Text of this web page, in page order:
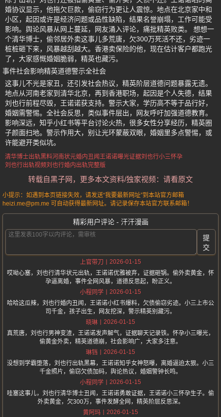
婚协议显示，他拖欠巨款，偷窃行为更让人震惊。地点在北京家中和
小区，起因或许是经济问题或品性缺陷，结果名誉崩塌，工作可能受
影响。舆论风暴从网上蔓延，网友涌入评论，痛批精英败类。 想想一
个清华博士，偷邻居外卖这事儿多荒唐，欠300万死活不还，劣迹一
桩桩砸下来，风暴越刮越大。香港卖保险的他，现在估计客户都跑光
了，大家感慨婚姻脆弱，精英也藏污。
事件社会影响精英道德警示全社会
这事儿不光是家丑，还引发社会热议，精英阶层道德问题暴露无遗。
地点从河南老家到清华北京，再到香港职场，起因是个人失德，结果
刘也行前程尽毁，王诺诺获支持。警示大家，学历高不等于品行好，
婚姻需警惕。全社会反思，类似事件层出，网友呼吁加强道德教育。
影响深远，知乎小红书等平台讨论火热，很多女性分享经历，精英圈
子颜面扫地。警示作用大，别让光环蒙蔽双眼，婚姻里多点警惕，或
许能避开类似坑。
清华博士出轨黑料河南状元婚内丑闻王诺诺曝光证据刘也行小三怀孕
刘也行出轨视频刘也行婚内出轨完整版
转载自黑子网，更多本文资料/独家视频：请看原文
小提示：如遇到本页链接失效，请发送“我要最新网址”到本站官方邮箱
heizi.me@pm.me 可自动获得最新网址。请记录保存本站官方联系邮箱！
精彩用户评论 - 汗汗漫画
提
交
上官带刀
2026-01-15
哎呦心塞，刘也行清华状元出轨，王诺诺优雅被弃，证据砸锅。偷外卖黄金，怀
孕逼离婚，事件全网风暴，道德反思起，盼正义。
小程同学
2026-01-15
哈哈这瓜辣，刘也行婚内丑闻，王诺诺小红书爆料，欠债偷窃劣迹。小三上市公
司千金，孩子出生，网友挖深，警示精英别藏污。
晓琳
2026-01-15
真荒唐，刘也行男神变渣，王诺诺发声解气，证据聊天记录铁。怀孕小三曝光，
偷黄金外卖，精英道德崩，社会影响广，大家多注意。
琳铛
2026-01-15
没想到学霸堕落，刘也行出轨黑幕，王诺诺知乎女神怒曝，离婚逼迫太狠。小三
千金照片，偷窃欠债加码，舆论热议，婚姻警钟长鸣。
小程同学
2026-01-15
哇塞这事儿，刘也行清华博士丑闻，王诺诺勇敢证据，王诺诺小三怀孕生子。偷
外卖黄金，欠300万，事件发酵全网，精英阶层反思深。
黄阿玛
2026-01-15